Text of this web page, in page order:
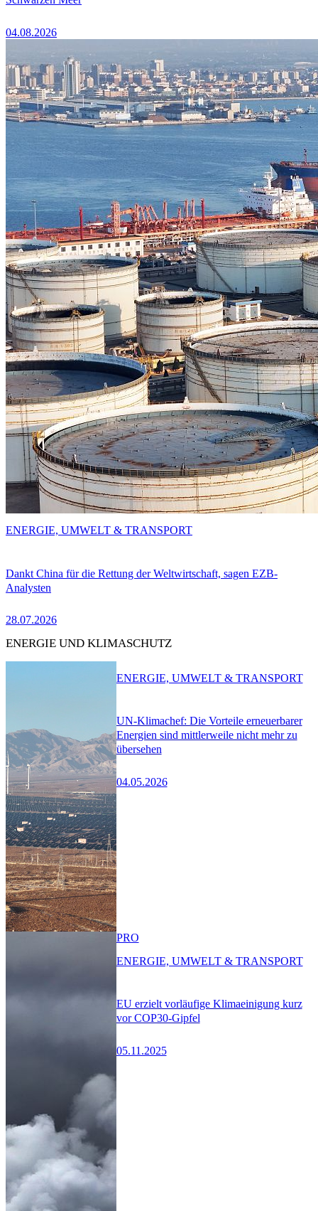
04.08.2026
Dankt China für die Rettung der Weltwirtschaft, sagen EZB-
Analysten
28.07.2026
ENERGIE, UMWELT & TRANSPORT
ENERGIE UND KLIMASCHUTZ
UN-Klimachef: Die Vorteile erneuerbarer
Energien sind mittlerweile nicht mehr zu
übersehen
04.05.2026
ENERGIE, UMWELT & TRANSPORT
EU erzielt vorläufige Klimaeinigung kurz
vor COP30-Gipfel
05.11.2025
PRO
ENERGIE, UMWELT & TRANSPORT